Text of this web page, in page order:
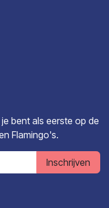
bent als eerste op de
Flamingo's.
Inschrijven